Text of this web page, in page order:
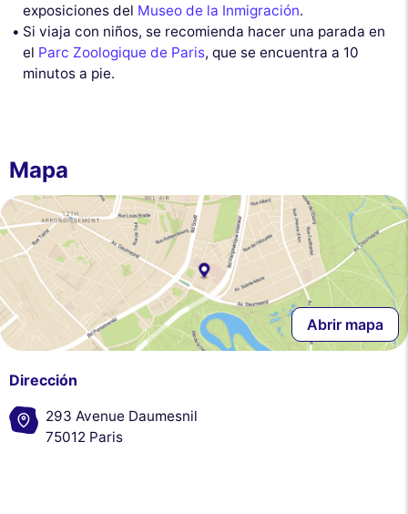
exposiciones del Museo de la Inmigración.
Si viaja con niños, se recomienda hacer una parada en
el Parc Zoologique de Paris, que se encuentra a 10
minutos a pie.
Mapa
Abrir mapa
Dirección
293 Avenue Daumesnil
75012 Paris